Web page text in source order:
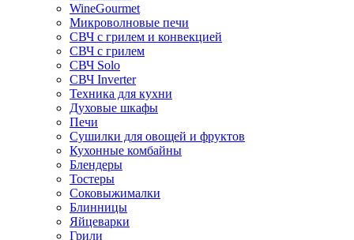
WineGourmet
Микроволновые печи
СВЧ с грилем и конвекцией
СВЧ с грилем
СВЧ Solo
СВЧ Inverter
Техника для кухни
Духовые шкафы
Печи
Сушилки для овощей и фруктов
Кухонные комбайны
Блендеры
Тостеры
Соковыжималки
Блинницы
Яйцеварки
Грили